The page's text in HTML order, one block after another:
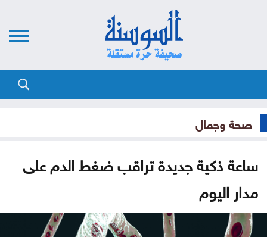
صحة وجمال
ساعة ذكية جديدة تراقب ضغط الدم على
مدار اليوم